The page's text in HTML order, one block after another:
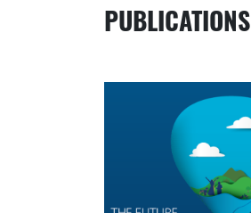
PUBLICATIONS